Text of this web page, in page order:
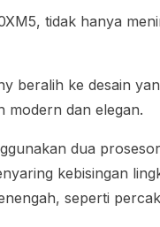
tidak hanya
beralih ke desain
modern dan elegan.
dua
kebisingan
seperti